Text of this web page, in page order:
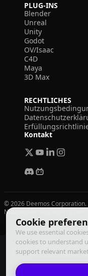
Cookie
We use essential
cookies to understand
support relevant
PLUG-INS
Blender
Unreal
Unity
Godot
OV/Isaac
C4D
Maya
3D Max
RECHTLICHES
Kontakt
© 2026 Deemos
Nutzungsbedingungen